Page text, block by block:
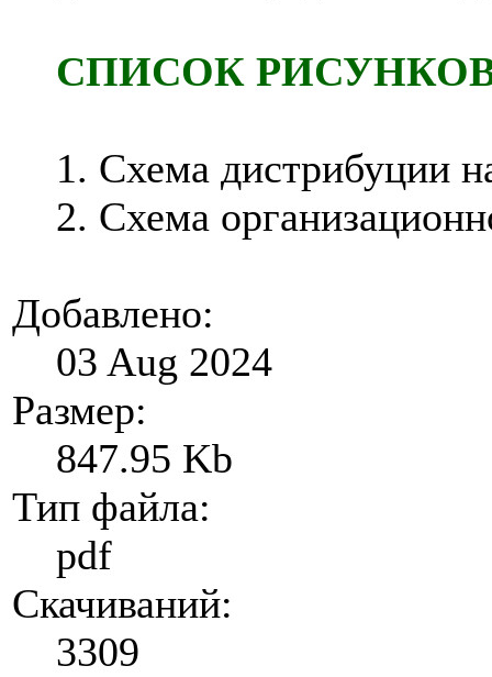
СПИСОК
1. Схема дистрибуции
2. Схема
Добавлено:
03 Aug 2024
Размер:
847.95 Kb
Тип файла:
pdf
Скачиваний:
3309